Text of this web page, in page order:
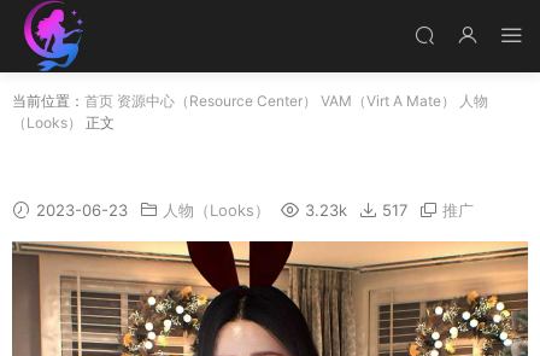
当前位置： 首页 资源中心（Resource Center） VAM（Virt A Mate）
人物
（Looks）
正文
2023-06-23 人物（Looks） 3.23k 517 推广